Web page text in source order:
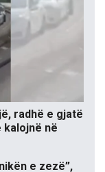
radhë e gjatë
kalojnë në
e zezë”,